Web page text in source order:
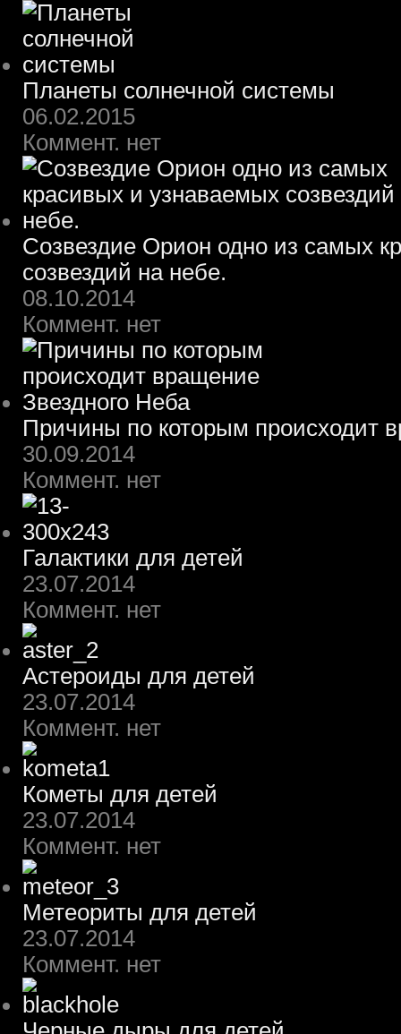
Планеты солнечной системы
06.02.2015
Коммент. нет
Созвездие Орион одно из самых
созвездий на небе.
08.10.2014
Коммент. нет
Причины по которым происходит
30.09.2014
Коммент. нет
Галактики для детей
23.07.2014
Коммент. нет
Астероиды для детей
23.07.2014
Коммент. нет
Кометы для детей
23.07.2014
Коммент. нет
Метеориты для детей
23.07.2014
Коммент. нет